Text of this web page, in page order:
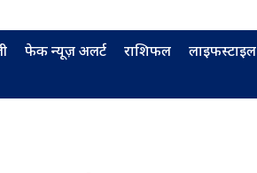
फेक न्यूज़ अलर्ट राशिफल लाइफस्टाइल